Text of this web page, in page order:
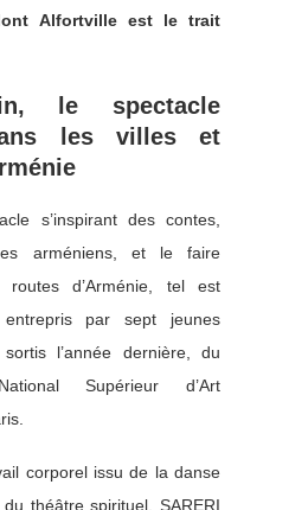
Alfortville est le trait
le spectacle
les villes et
s’inspirant des contes,
arméniens, et le faire
d’Arménie, tel est
entrepris par sept jeunes
l’année dernière, du
Supérieur d’Art
corporel issu de la danse
théâtre spirituel, SARERI